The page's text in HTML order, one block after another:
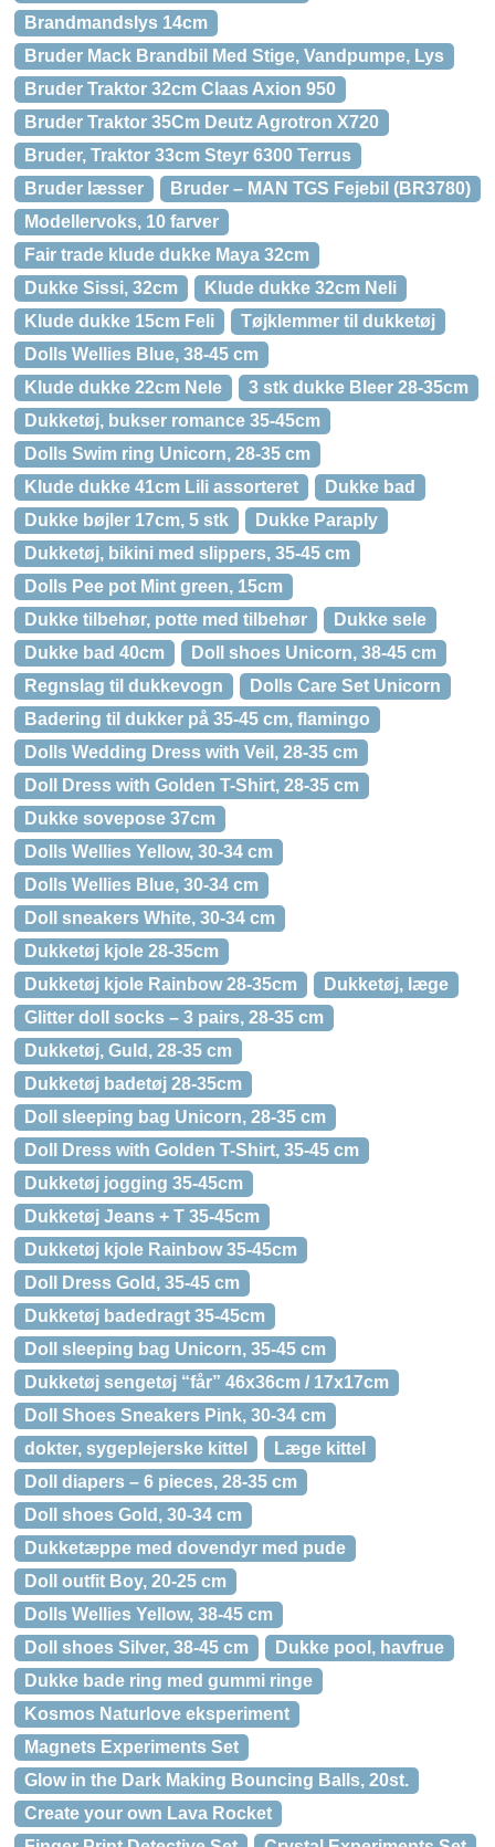
Brandmandslys 14cm
Bruder Mack Brandbil Med Stige, Vandpumpe, Lys
Bruder Traktor 32cm Claas Axion 950
Bruder Traktor 35Cm Deutz Agrotron X720
Bruder, Traktor 33cm Steyr 6300 Terrus
Bruder læsser
Bruder – MAN TGS Fejebil (BR3780)
Modellervoks, 10 farver
Fair trade klude dukke Maya 32cm
Dukke Sissi, 32cm
Klude dukke 32cm Neli
Klude dukke 15cm Feli
Tøjklemmer til dukketøj
Dolls Wellies Blue, 38-45 cm
Klude dukke 22cm Nele
3 stk dukke Bleer 28-35cm
Dukketøj, bukser romance 35-45cm
Dolls Swim ring Unicorn, 28-35 cm
Klude dukke 41cm Lili assorteret
Dukke bad
Dukke bøjler 17cm, 5 stk
Dukke Paraply
Dukketøj, bikini med slippers, 35-45 cm
Dolls Pee pot Mint green, 15cm
Dukke tilbehør, potte med tilbehør
Dukke sele
Dukke bad 40cm
Doll shoes Unicorn, 38-45 cm
Regnslag til dukkevogn
Dolls Care Set Unicorn
Badering til dukker på 35-45 cm, flamingo
Dolls Wedding Dress with Veil, 28-35 cm
Doll Dress with Golden T-Shirt, 28-35 cm
Dukke sovepose 37cm
Dolls Wellies Yellow, 30-34 cm
Dolls Wellies Blue, 30-34 cm
Doll sneakers White, 30-34 cm
Dukketøj kjole 28-35cm
Dukketøj kjole Rainbow 28-35cm
Dukketøj, læge
Glitter doll socks – 3 pairs, 28-35 cm
Dukketøj, Guld, 28-35 cm
Dukketøj badetøj 28-35cm
Doll sleeping bag Unicorn, 28-35 cm
Doll Dress with Golden T-Shirt, 35-45 cm
Dukketøj jogging 35-45cm
Dukketøj Jeans + T 35-45cm
Dukketøj kjole Rainbow 35-45cm
Doll Dress Gold, 35-45 cm
Dukketøj badedragt 35-45cm
Doll sleeping bag Unicorn, 35-45 cm
Dukketøj sengetøj “får” 46x36cm / 17x17cm
Doll Shoes Sneakers Pink, 30-34 cm
dokter, sygeplejerske kittel
Læge kittel
Doll diapers – 6 pieces, 28-35 cm
Doll shoes Gold, 30-34 cm
Dukketæppe med dovendyr med pude
Doll outfit Boy, 20-25 cm
Dolls Wellies Yellow, 38-45 cm
Doll shoes Silver, 38-45 cm
Dukke pool, havfrue
Dukke bade ring med gummi ringe
Kosmos Naturlove eksperiment
Magnets Experiments Set
Glow in the Dark Making Bouncing Balls, 20st.
Create your own Lava Rocket